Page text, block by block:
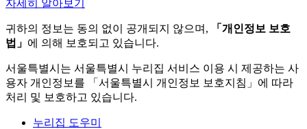
자세히 알아보기
귀하의 정보는 동의 없이 공개되지 않으며,
「개인정보 보호
법」 에 의해 보호되고 있습니다.
서울특별시는 서울특별시 누리집 서비스 이용 시 제공하는 사
용자 개인정보를 「서울특별시 개인정보 보호지침」에 따라
처리 및 보호하고 있습니다.
누리집 도우미